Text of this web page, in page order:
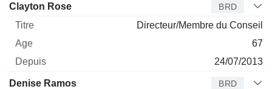
Clayton Rose BRD
Directeur/Membre du Conseil
67
24/07/2013
Denise Ramos BRD